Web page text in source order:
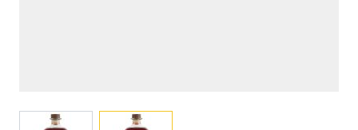
View larger imageView larger image